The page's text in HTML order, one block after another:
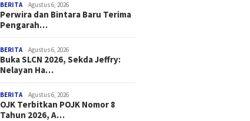
BERITA Agustus 6, 2026
Perwira dan Bintara Baru Terima
Pengarah…
BERITA Agustus 6, 2026
Buka SLCN 2026, Sekda Jeffry:
Nelayan Ha…
BERITA Agustus 6, 2026
OJK Terbitkan POJK Nomor 8
Tahun 2026, A…